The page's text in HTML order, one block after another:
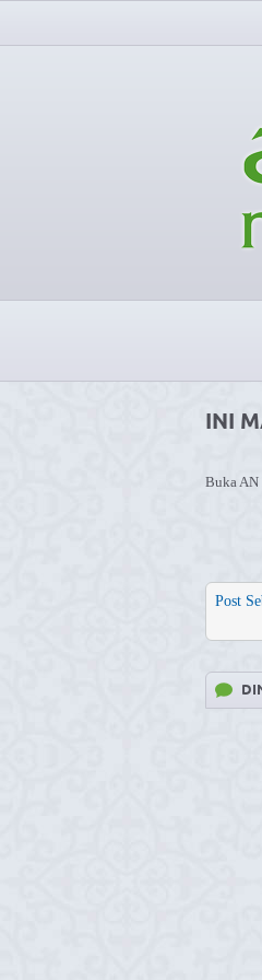
INI
Buka AN
Post